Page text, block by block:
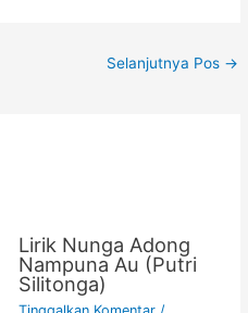
arSelanjutnya Pos →
Lirik Nunga Adong
Nampuna Au (Putri
Silitonga)